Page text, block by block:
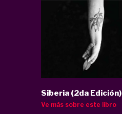
Siberia (2da Edición)
Ve más sobre este libro